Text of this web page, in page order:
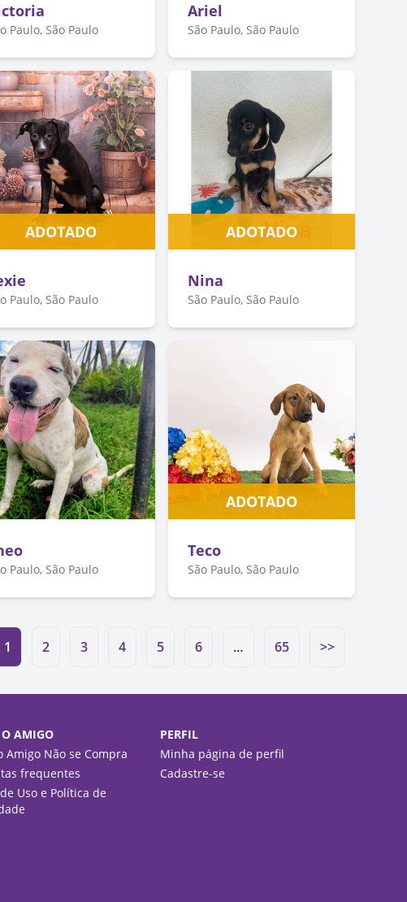
Paulo, São Paulo
Ariel
São Paulo, São Paulo
ADOTADO
Paulo, São Paulo
ADOTADO
Nina
São Paulo, São Paulo
Paulo, São Paulo
ADOTADO
Teco
São Paulo, São Paulo
1 2 3 4 5 6 … 65 >>
O AMIGO
Amigo Não se Compra
frequentes
Uso e Política de
PERFIL
Minha página de perfil
Cadastre-se